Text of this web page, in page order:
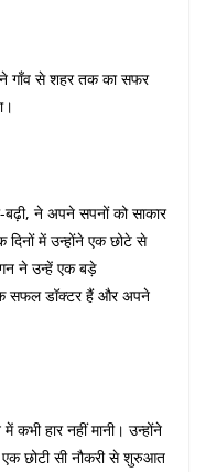
गाँव से शहर तक का सफर
बढ़ी, ने अपने सपनों को साकार
में उन्होंने एक छोटे से
ने उन्हें एक बड़े
एक सफल डॉक्टर हैं और अपने
हार नहीं मानी। उन्होंने
छोटी सी नौकरी से शुरुआत